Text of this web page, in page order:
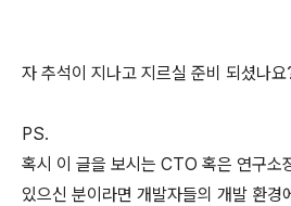
자 추석이 지나고 지르실 준비 되셨나요
PS.
혹시 이 글을 보시는 CTO 혹은 연구소
있으신 분이라면 개발자들의 개발 환경